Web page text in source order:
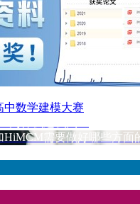
数学建模大赛
需要做好哪些方面